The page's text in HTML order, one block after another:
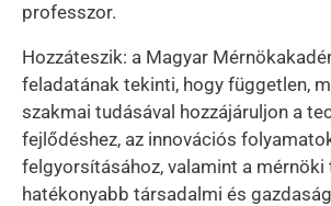
professzor.
Hozzáteszik: a Magyar
feladatának tekinti, hogy független,
szakmai tudásával hozzájáruljon a
fejlődéshez, az innovációs
felgyorsításához, valamint a mérnöki
hatékonyabb társadalmi és